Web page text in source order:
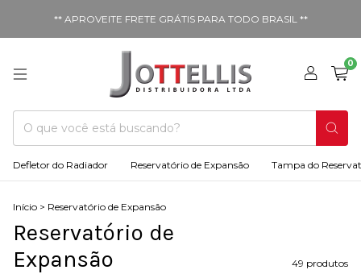
** APROVEITE FRETE GRÁTIS PARA TODO BRASIL **
0
Defletor do Radiador Reservatório de Expansão Tampa do
Início > Reservatório de Expansão
Reservatório de
Expansão
49 produtos